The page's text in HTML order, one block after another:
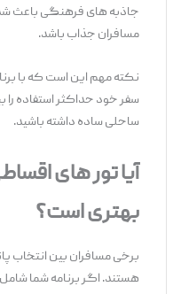
جاذبه ‌های فرهنگی باعث شده
مسافران جذاب باشد.
نکته مهم این است که با برنامه‌
سفر خود حداکثر استفاده را ببرید
ساحلی ساده داشته باشید.
آیا تور های اقساطی
بهتری است؟
برخی مسافران بین انتخاب پاتایا
هستند. اگر برنامه شما شامل